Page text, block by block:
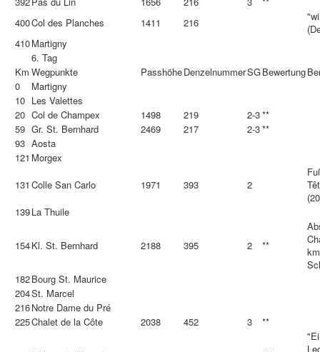
400Col des Planches 1411 216
410Martigny
6. Tag
Km Wegpunkte PasshöheDenzelnummerSGBewertung
0
Martigny
10 Les Valettes
20 Col de Champex 1498 219 2-3**
59 Gr. St. Bernhard 2469 217 2-3**
93 Aosta
121 Morgex
131 Colle San Carlo 1971 393 2
139La Thuile
154Kl. St. Bernhard 2188 395 2 **
182Bourg St. Maurice
204St. Marcel
216Notre Dame du Pré
225Chalet de la Côte 2038 452 3 **